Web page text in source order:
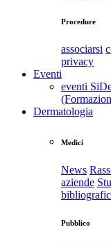
Procedure
associarsi
privacy
Eventi
eventi
Dermatologia
Medici
News
aziende
Pubblico